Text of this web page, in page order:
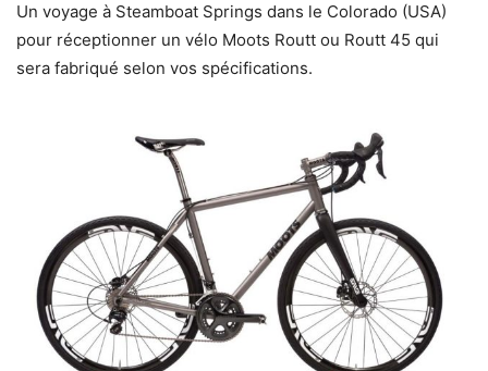
Un voyage à Steamboat Springs dans le Colorado (USA)
pour réceptionner un vélo Moots Routt ou Routt 45 qui
sera fabriqué selon vos spécifications.